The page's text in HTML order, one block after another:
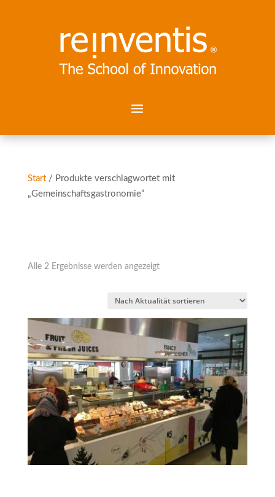
Start/ Produkte verschlagwortet mit
„Gemeinschaftsgastronomie“
Alle 2 Ergebnisse werden angezeigtNach
sortiert